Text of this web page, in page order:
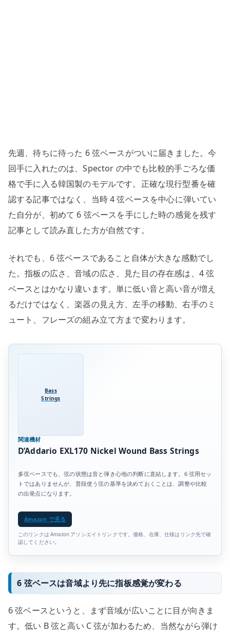
し
た
感
想
の
先週、待ちに待った 6 弦ベースがついに届きました。今
回手に入れたのは、Spector の中でも比較的手ごろな価
格で手に入る韓国製のモデルです。正確な現行型番を確
認する記事ではなく、当時 4 弦ベースを中心に弾いてい
た自分が、初めて 6 弦ベースを手にした時の感覚を残す
記事として読み直した方が自然です。
それでも、6 弦ベースであること自体が大きな感動でし
た。指板の広さ、音域の広さ、見た目の存在感は、4 弦
ベースとはかなり違います。単に低い音と高い音が増え
るだけではなく、楽器の見え方、左手の移動、右手のミ
ュート、フレーズの組み立て方まで変わります。
Bass
Strings
関連機材
D’Addario EXL170 Nickel Wound Bass Strings
多弦ベースでも、弦の状態は音と弾き心地の判断に直結します。6 弦用セッ
トではありませんが、普段使う弦の基準を決めておくことは、調整や比較
の出発点になります。
Amazon で見る
このリンクは Amazon アソシエイトリンクです。価格、在庫、仕様はリンク先で確
認してください。
6 弦ベースは音域より先に指板感覚が変わる
6 弦ベースというと、まず音域が広いことに目が向きま
す。低い B 弦と高い C 弦が加わるため、当然ながら弾け